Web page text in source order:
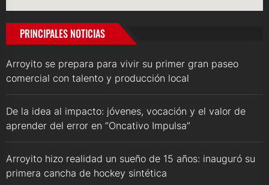
PRINCIPALES NOTICIAS
Arroyito se prepara para vivir su primer gran paseo
comercial con talento y producción local
De la idea al impacto: jóvenes, vocación y el valor de
aprender del error en “Oncativo Impulsa”
Arroyito hizo realidad un sueño de 15 años: inauguró su
primera cancha de hockey sintética